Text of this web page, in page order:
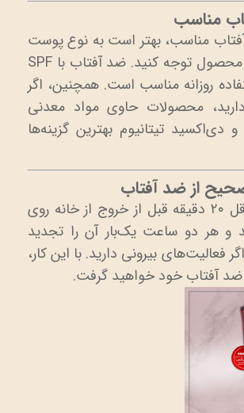
مناسب
مناسب، بهتر است به نوع پوست
خود و درجه SPF محصول توجه کنید. ضد آفتاب با SPF
استفاده روزانه مناسب است. همچنین، اگر
محصولات حاوی مواد معدنی
دی‌اکسید تیتانیوم بهترین گزینه‌ها
از ضد آفتاب
ضد آفتاب را حداقل ۲۰ دقیقه قبل از خروج از خانه روی
و هر دو ساعت یک‌بار آن را تجدید
بیرونی دارید. با این کار،
ضد آفتاب خود خواهید گرفت.